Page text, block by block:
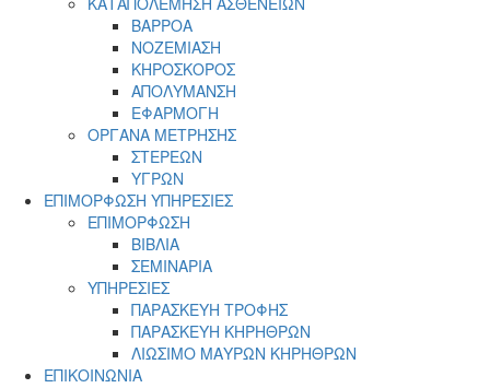
ΒΑΡΡΟΑ
ΝΟΖΕΜΙΑΣΗ
ΚΗΡΟΣΚΟΡΟΣ
ΑΠΟΛΥΜΑΝΣΗ
ΕΦΑΡΜΟΓΗ
ΟΡΓΑΝΑ ΜΕΤΡΗΣΗΣ
ΣΤΕΡΕΩΝ
ΥΓΡΩΝ
ΕΠΙΜΟΡΦΩΣΗ ΥΠΗΡΕΣΙΕΣ
ΕΠΙΜΟΡΦΩΣΗ
ΒΙΒΛΙΑ
ΣΕΜΙΝΑΡΙΑ
ΥΠΗΡΕΣΙΕΣ
ΠΑΡΑΣΚΕΥΗ ΤΡΟΦΗΣ
ΠΑΡΑΣΚΕΥΗ ΚΗΡΗΘΡΩΝ
ΛΙΩΣΙΜΟ ΜΑΥΡΩΝ ΚΗΡΗΘΡΩΝ
ΕΠΙΚΟΙΝΩΝΙΑ